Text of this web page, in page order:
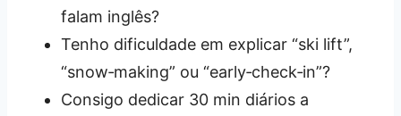
falam inglês?
Tenho dificuldade em explicar “ski lift”,
“snow‑making” ou “early‑check‑in”?
Consigo dedicar 30 min diários a